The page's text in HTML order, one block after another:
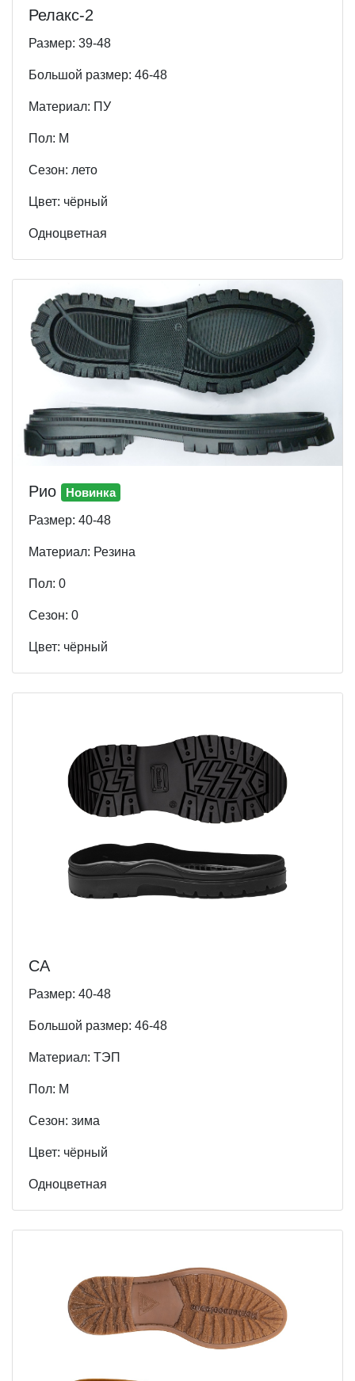
Релакс-2
Размер: 39-48
Большой размер: 46-48
Материал: ПУ
Пол: М
Cезон: лето
Цвет: чёрный
Одноцветная
Рио Новинка
Размер: 40-48
Материал: Резина
Пол: 0
Cезон: 0
Цвет: чёрный
СА
Размер: 40-48
Большой размер: 46-48
Материал: ТЭП
Пол: М
Cезон: зима
Цвет: чёрный
Одноцветная